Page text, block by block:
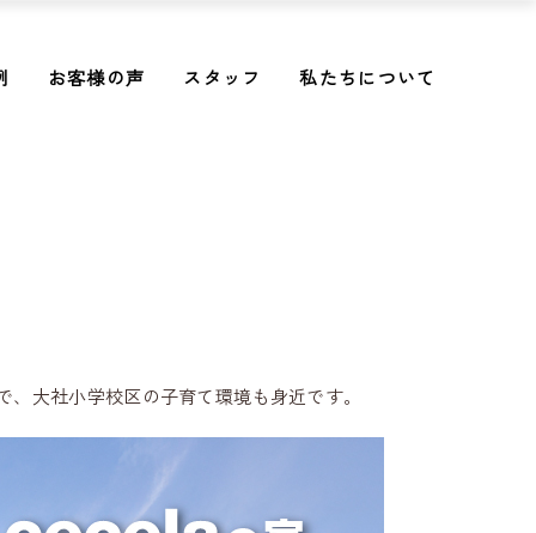
お客様の声 スタッフ 私たちについて
大社小学校区の子育て環境も身近です。